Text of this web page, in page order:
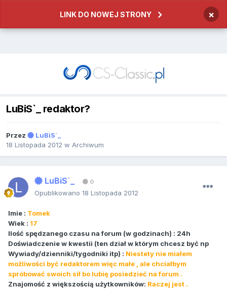
LINK DO NOWEJ STRONY ×
LuBiS`_ redaktor?
Przez
LuBiS`_
18 Listopada 2012 w Archiwum
LuBiS`_ 0
Opublikowano 18 Listopada 2012
Imie : Tomek
Wiek : 17
Ilość spędzanego czasu na forum (w godzinach) : 24h
Doświadczenie w kwestii (ten dział w którym chcesz być np
Wywiady/dzienniki/tygodniki itp) : Niestety nie miałem
możliwości być redaktorem więc małe , ale chciałbym
spróbować swoich sił bo lubię posiedzieć na forum .
Znajomość z większością użytkowników: Raczej jest .